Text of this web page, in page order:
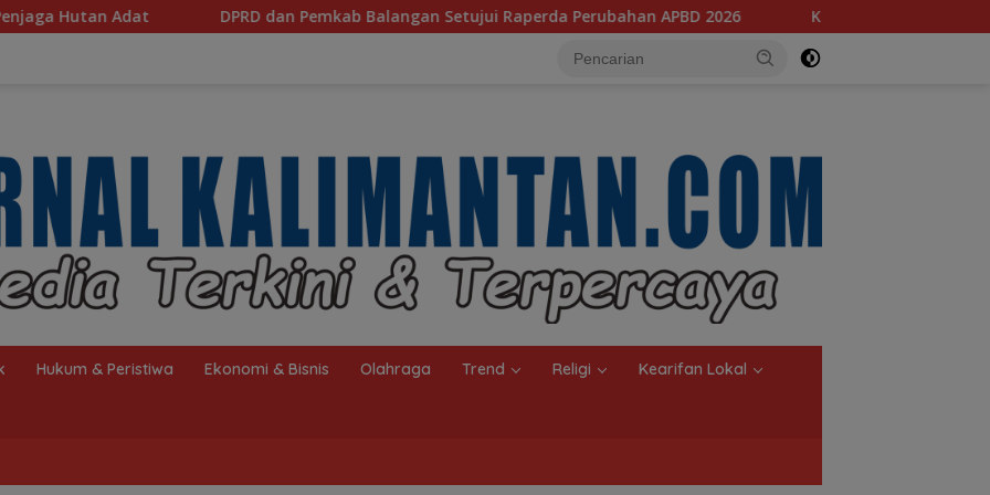
DPRD dan Pemkab Balangan Setujui Raperda Perubahan APBD 2026 ‎Komisi III Dorong Percepatan Revitalisasi
Hukum & Peristiwa Ekonomi & Bisnis Olahraga Trend Religi Kearifan Lokal